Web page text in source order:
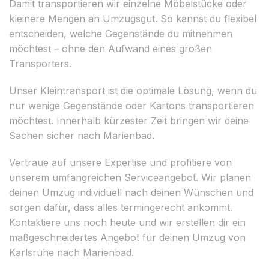
Damit transportieren wir einzelne Möbelstücke oder
kleinere Mengen an Umzugsgut. So kannst du flexibel
entscheiden, welche Gegenstände du mitnehmen
möchtest – ohne den Aufwand eines großen
Transporters.
Unser Kleintransport ist die optimale Lösung, wenn du
nur wenige Gegenstände oder Kartons transportieren
möchtest. Innerhalb kürzester Zeit bringen wir deine
Sachen sicher nach Marienbad.
Vertraue auf unsere Expertise und profitiere von
unserem umfangreichen Serviceangebot. Wir planen
deinen Umzug individuell nach deinen Wünschen und
sorgen dafür, dass alles termingerecht ankommt.
Kontaktiere uns noch heute und wir erstellen dir ein
maßgeschneidertes Angebot für deinen Umzug von
Karlsruhe nach Marienbad.